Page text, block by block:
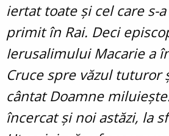
iertat toate și cel care s-
primit în Rai. Deci
Ierusalimului Macarie a
Cruce spre văzul tuturor
cântat Doamne
încercat și noi astăzi, la